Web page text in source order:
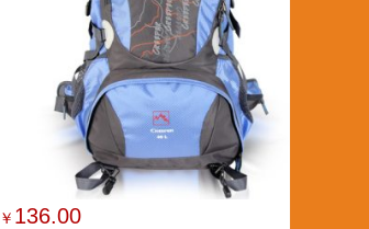
￥ 136.00